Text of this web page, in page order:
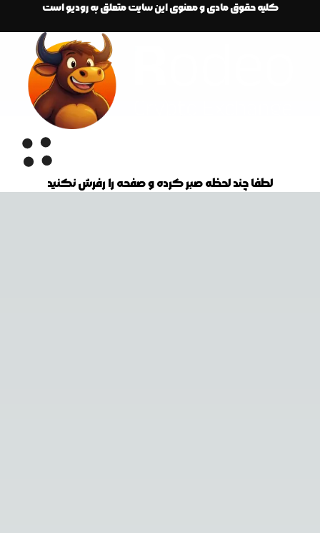
کلیه حقوق مادی و معنوی این سایت متعلق به رودیو است
لطفا چند لحظه صبر کرده و صفحه را رفرش نکنید